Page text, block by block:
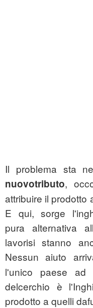
Il problema sta
nuovotributo,
attribuire il prodotto
E qui, sorge
pura alternativa
lavorisi stanno
Nessun aiuto
l'unico paese ad
delcerchio è
prodotto a quelli